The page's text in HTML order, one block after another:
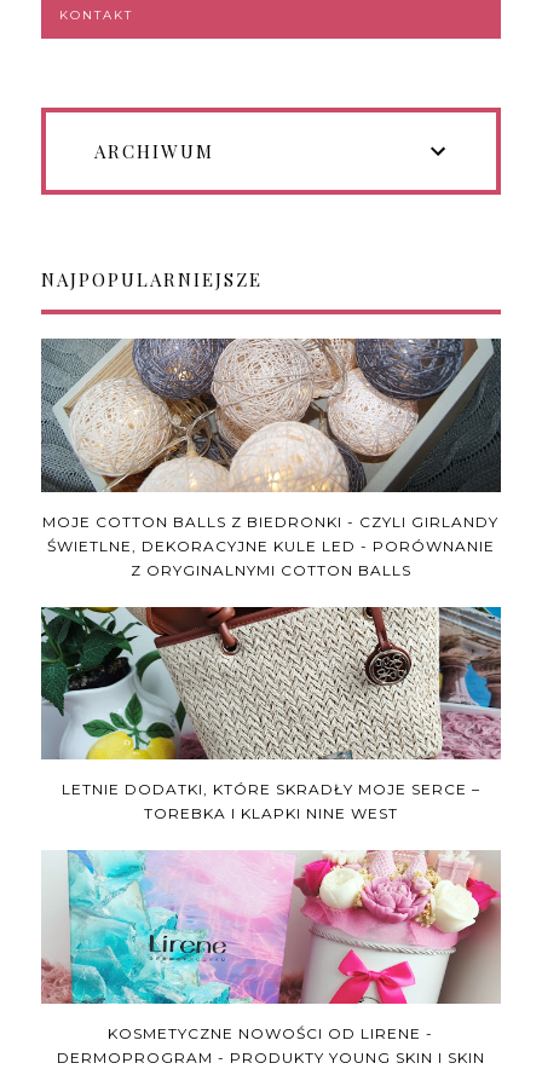
KONTAKT
ARCHIWUM
NAJPOPULARNIEJSZE
MOJE COTTON BALLS Z BIEDRONKI - CZYLI GIRLANDY
ŚWIETLNE, DEKORACYJNE KULE LED - PORÓWNANIE
Z ORYGINALNYMI COTTON BALLS
LETNIE DODATKI, KTÓRE SKRADŁY MOJE SERCE –
TOREBKA I KLAPKI NINE WEST
KOSMETYCZNE NOWOŚCI OD LIRENE -
DERMOPROGRAM - PRODUKTY YOUNG SKIN I SKIN